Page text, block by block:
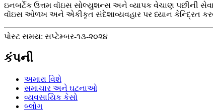
ઇનબર્ટેક ઉત્તમ વૉઇસ સોલ્યુશન્સ અને વ્યાપક વેચાણ પછીની સેવા
વૉઇસ ઓળખ અને એકીકૃત સંદેશાવ્યવહાર પર ધ્યાન કેન્દ્રિત
પોસ્ટ સમય: સપ્ટેમ્બર-૧૩-૨૦૨૪
કંપની
અમારા વિશે
સમાચાર અને ઘટનાઓ
વ્યવસાયિક કેસો
બ્લોગ